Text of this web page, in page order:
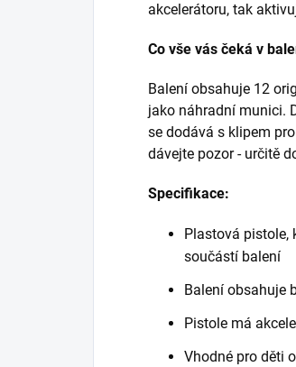
akcelerátoru, tak
Co vše vás čeká v
Balení obsahuje 12
jako náhradní munici.
se dodává s klipem
dávejte pozor - určitě
Specifikace:
Plastová pistole,
součástí balení
Balení obsahuje
Pistole má
Vhodné pro děti